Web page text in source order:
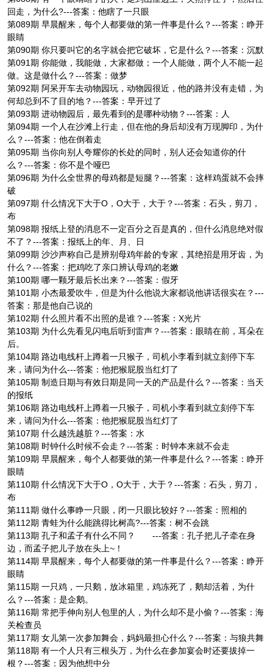
回走，为什么?---答案：他瞎了一只眼
第089期 早晨醒来，每个人都要做的第一件事是什么？---答案：睁开
眼睛
第090期 你只要叫它的名字就会把它破坏，它是什么？---答案：沉默
第091期 你能做，我能做，大家都做；一个人能做，两个人不能一起
做。这是做什么？---答案：做梦
第092期 阿呆开车去动物园玩，动物园很近，他的路并没有走错，为
何却总到不了目的地？---答案：早开过了
第093期 进动物园后，最先看到的是哪种动物？---答案：人
第094期 一个人在沙滩上行走，但在他的身后却没有万现脚印，为什
么？---答案：他在倒着走
第095期 当你向别人夸耀你的长处的同时，别人还会知道你的什
么？---答案：你不是个哑巴
第096期 为什么全世界的母鸡都是短腿？---答案：这样鸡蛋就不会摔
破
第097期 什么情况下大于O，O大于，大于？---答案：石头，剪刀，
布
第098期 报纸上登的消息不一定百分之百是真的，但什么消息绝对假
不了？---答案：报纸上的年、月、日
第099期 沙沙声称自己是辨别母鸡年龄的专家，其绝招是用牙齿，为
什么？---答案：把鸡吃了亲口辨认母鸡的老嫩
第100期 哪一颗牙最后长出来？---答案：假牙
第101期 小杰最爱吹牛，但是为什么他说大家都说他讲话很实在？---
答案：那是他自己说的
第102期 什么照片看不出照的是谁？---答案：X光片
第103期 为什么先看见闪电后听到雷声？---答案：眼睛在前，耳朵在
后。
第104期 路边电线杆上蹲着一只猴子，司机小李看到就立刻停下车
来，请问为什么---答案：他把猴屁股当红灯了
第105期 制造日期与有效日期是同一天的产品是什么？---答案：当天
的报纸
第106期 路边电线杆上蹲着一只猴子，司机小李看到就立刻停下车
来，请问为什么---答案：他把猴屁股当红灯了
第107期 什么越洗越脏？---答案：水
第108期 时钟什么时候不会走？---答案：时钟本来就不会走
第109期 早晨醒来，每个人都要做的第一件事是什么？---答案：睁开
眼睛
第110期 什么情况下大于O，O大于，大于？---答案：石头，剪刀，
布
第111期 做什么事睁一只眼，闭一只眼比较好？---答案：照相的
第112期 青蛙为什么能跳得比树高?---答案：树不会跳
第113期 孔子和孟子有什么不同？ ---答案：孔子把儿子牵在身
边，而孟子把儿子放在头上~！
第114期 早晨醒来，每个人都要做的第一件事是什么？---答案：睁开
眼睛
第115期 一只鸡，一只鹅，放冰箱里，鸡冻死了，鹅却活着，为什
么？---答案：是企鹅。
第116期 常把手伸向别人包里的人，为什么却不是小偷？---答案：海
关检查员
第117期 女儿第一次参加舞会，妈妈最担心什么？---答案：与狼共舞
第118期 有一个人只有三根头万，为什么在参加宴会时还要拔掉一
根？---答案：因为他想中分